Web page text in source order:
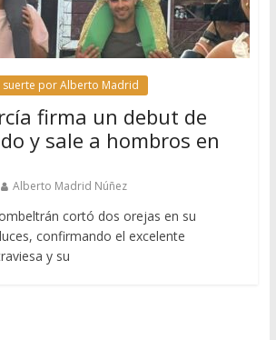
suerte por Alberto Madrid
firma un debut de
y sale a hombros en
Alberto Madrid Núñez
cortó dos orejas en su
confirmando el excelente
y su